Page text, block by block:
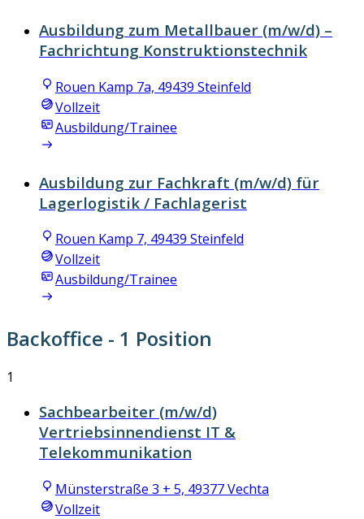
Ausbildung zum Metallbauer (m/w/d) –
Fachrichtung Konstruktionstechnik
Rouen Kamp 7a, 49439 Steinfeld
Vollzeit
Ausbildung/Trainee
Ausbildung zur Fachkraft (m/w/d) für
Lagerlogistik / Fachlagerist
Rouen Kamp 7, 49439 Steinfeld
Vollzeit
Ausbildung/Trainee
Backoffice - 1 Position
1
Sachbearbeiter (m/w/d)
Vertriebsinnendienst IT &
Telekommunikation
Münsterstraße 3 + 5, 49377 Vechta
Vollzeit